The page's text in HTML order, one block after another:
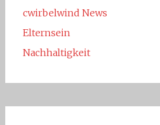
cwirbelwind News
Elternsein
Nachhaltigkeit